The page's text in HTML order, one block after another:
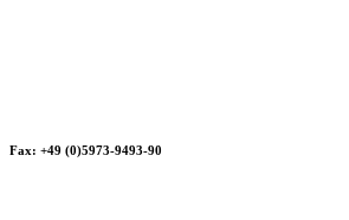
Fax: +49 (0)5973-9493-90